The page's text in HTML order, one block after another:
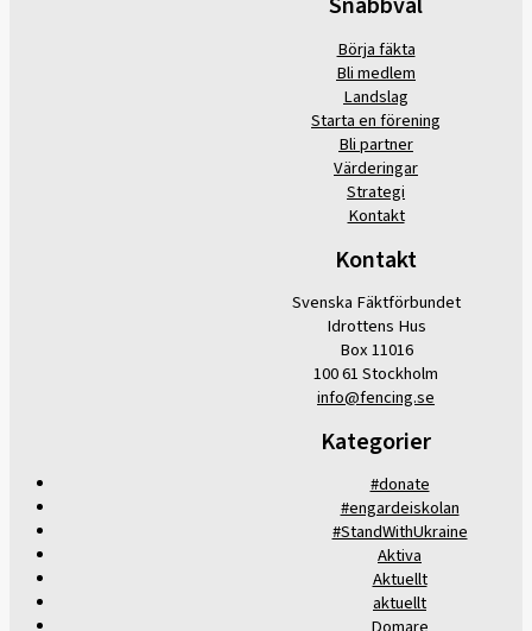
Börja fäkta
Bli medlem
Landslag
Starta en förening
Bli partner
Värderingar
Strategi
Kontakt
Kontakt
Svenska Fäktförbundet
Idrottens Hus
Box 11016
100 61 Stockholm
info@fencing.se
Kategorier
#donate
#engardeiskolan
#StandWithUkraine
Aktiva
Aktuellt
aktuellt